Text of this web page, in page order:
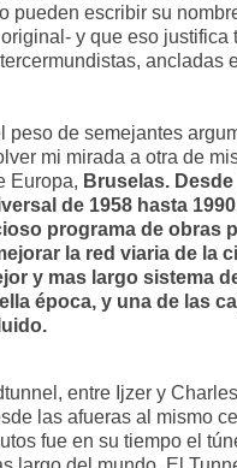
pueden escribir su
y que eso justifica
ancladas
peso de semejantes
mi mirada a otra de
Europa, Bruselas. Desde
de 1958 hasta
programa de obras
la red viaria de la
y mas largo sistema
época, y una de las
entre Ijzer y
las afueras al mismo
fue en su tiempo el